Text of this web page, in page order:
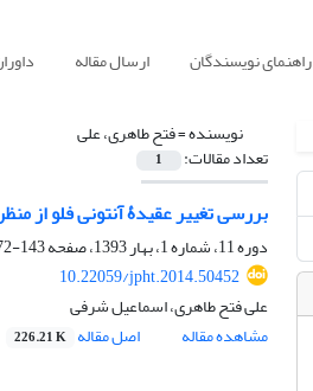
راهنمای نویسندگان ارسال مقاله
نویسنده =فتح طاهری، علی
تعداد مقالات: 1
بررسی تغییر عقیدۀ آنتونی فلو از
دوره 11، شماره 1، بهار 1393، صفحه
143-172
10.22059/jpht.2014.50452
علی فتح طاهری، اسماعیل شرفی
مشاهده مقاله
اصل مقاله 226.21 K